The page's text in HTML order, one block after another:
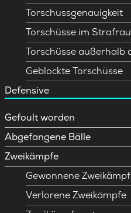
Torschussgenauigkeit
Torschüsse im
Torschüsse außerhalb
Geblockte Torschüsse
Defensive
Gefoult worden
Abgefangene Bälle
Zweikämpfe
Gewonnene
Verlorene Zweikämpfe